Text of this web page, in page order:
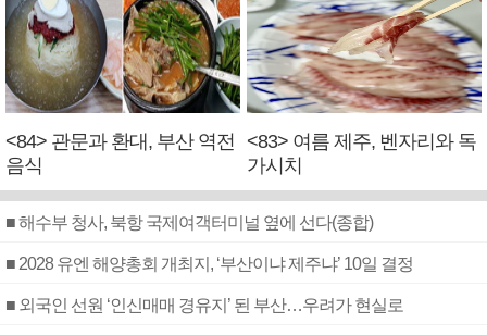
<84> 관문과 환대, 부산 역전
음식
<83> 여름 제주, 벤자리와 독
가시치
■ 해수부 청사, 북항 국제여객터미널 옆에 선다(종합)
■ 2028 유엔 해양총회 개최지, ‘부산이냐 제주냐’ 10일 결정
■ 외국인 선원 ‘인신매매 경유지’ 된 부산…우려가 현실로